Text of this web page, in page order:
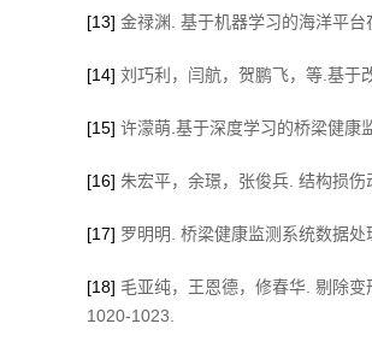
[13] 金禄渊. 基于机器学习的海洋平
[14] 刘巧利，闫航，贺鹏飞，等.基于
[15] 许濛萌.基于深度学习的桥梁健康
[16] 朱宏平，余璟，张俊兵. 结构损
[17] 罗明明. 桥梁健康监测系统数据
[18] 毛亚纯，王恩德，修春华. 剔除
1020-1023.